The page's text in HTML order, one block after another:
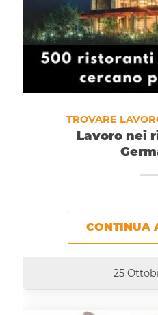
TROVARE
Lavoro nei
CONTINUA
25